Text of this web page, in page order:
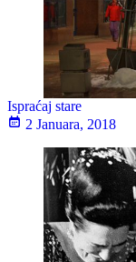
Ispraćaj stare
2 Januara, 2018